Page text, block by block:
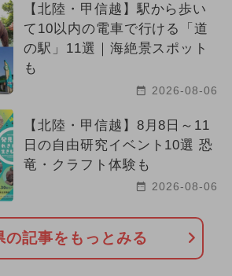
【北陸・甲信越】駅から歩い
て10以内の電車で行ける「道
の駅」11選｜海絶景スポット
も
2026-08-06
【北陸・甲信越】8月8日～11
日の自由研究イベント10選 恐
竜・クラフト体験も
2026-08-06
の記事をもっとみる